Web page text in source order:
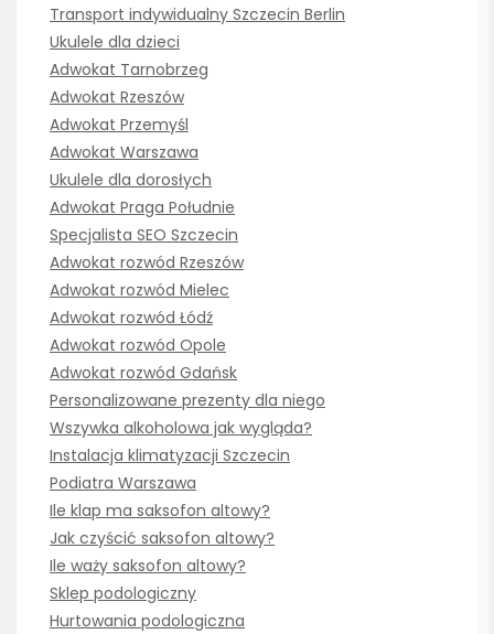
Transport indywidualny Szczecin Berlin
Ukulele dla dzieci
Adwokat Tarnobrzeg
Adwokat Rzeszów
Adwokat Przemyśl
Adwokat Warszawa
Ukulele dla dorosłych
Adwokat Praga Południe
Specjalista SEO Szczecin
Adwokat rozwód Rzeszów
Adwokat rozwód Mielec
Adwokat rozwód Łódź
Adwokat rozwód Opole
Adwokat rozwód Gdańsk
Personalizowane prezenty dla niego
Wszywka alkoholowa jak wygląda?
Instalacja klimatyzacji Szczecin
Podiatra Warszawa
Ile klap ma saksofon altowy?
Jak czyścić saksofon altowy?
Ile waży saksofon altowy?
Sklep podologiczny
Hurtowania podologiczna